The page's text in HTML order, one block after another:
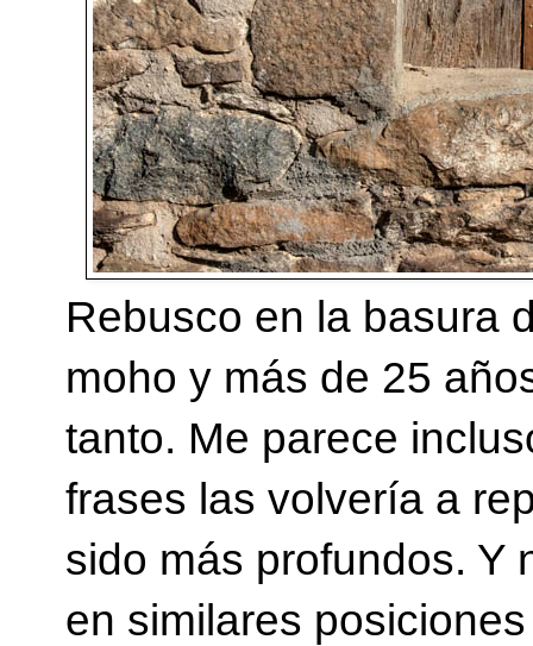
Rebusco en la basura
moho y más de 25
tanto. Me parece
frases las volvería a
sido más profundos. Y
en similares